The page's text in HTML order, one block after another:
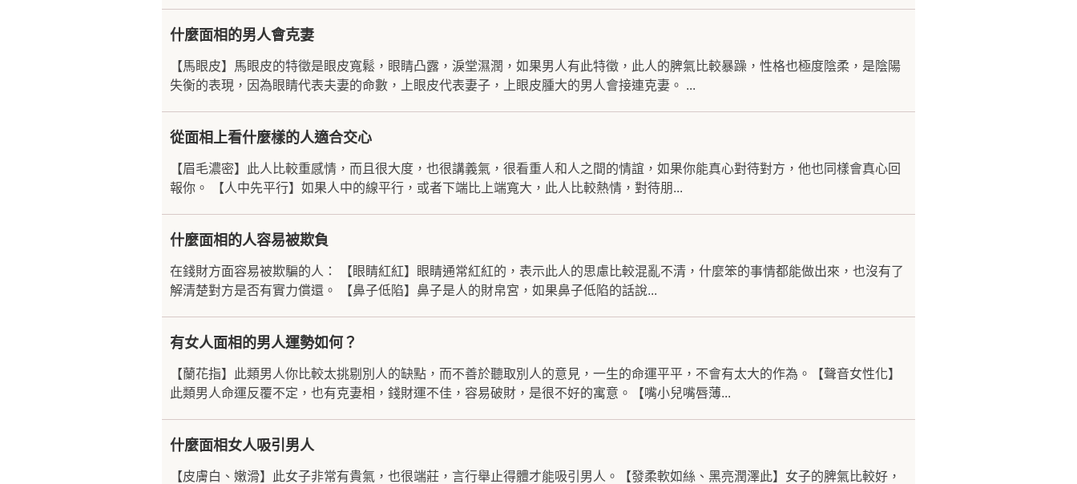
什麼面相的男人會克妻
【馬眼皮】馬眼皮的特徵是眼皮寬鬆，眼睛凸露，淚堂濕潤，如果男人有此特徵，此人的脾氣比較暴躁，性格也極度陰柔，是陰陽
失衡的表現，因為眼睛代表夫妻的命數，上眼皮代表妻子，上眼皮腫大的男人會接連克妻。 ...
從面相上看什麼樣的人適合交心
【眉毛濃密】此人比較重感情，而且很大度，也很講義氣，很看重人和人之間的情誼，如果你能真心對待對方，他也同樣會真心回
報你。 【人中先平行】如果人中的線平行，或者下端比上端寬大，此人比較熱情，對待朋...
什麼面相的人容易被欺負
在錢財方面容易被欺騙的人： 【眼睛紅紅】眼睛通常紅紅的，表示此人的思慮比較混亂不清，什麼笨的事情都能做出來，也沒有了
解清楚對方是否有實力償還。 【鼻子低陷】鼻子是人的財帛宮，如果鼻子低陷的話說...
有女人面相的男人運勢如何？
【蘭花指】此類男人你比較太挑剔別人的缺點，而不善於聽取別人的意見，一生的命運平平，不會有太大的作為。【聲音女性化】
此類男人命運反覆不定，也有克妻相，錢財運不佳，容易破財，是很不好的寓意。【嘴小兒嘴唇薄...
什麼面相女人吸引男人
【皮膚白、嫩滑】此女子非常有貴氣，也很端莊，言行舉止得體才能吸引男人。【發柔軟如絲、黑亮潤澤此】女子的脾氣比較好，